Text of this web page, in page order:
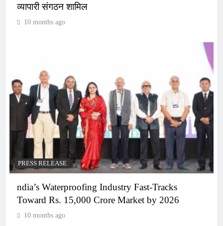
व्यापारी संगठन शामिल
10 months ago
PRESS RELEASE
ndia’s Waterproofing Industry Fast-Tracks
Toward Rs. 15,000 Crore Market by 2026
10 months ago